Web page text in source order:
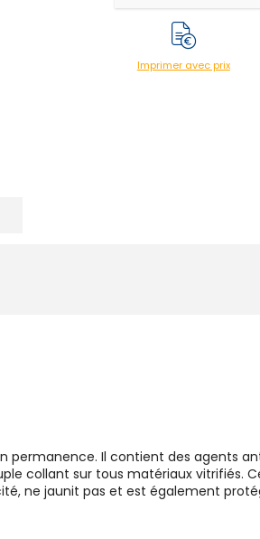
Imprimer avec prix
permanence. Il contient des agents
collant sur tous matériaux vitrifiés.
ne jaunit pas et est également